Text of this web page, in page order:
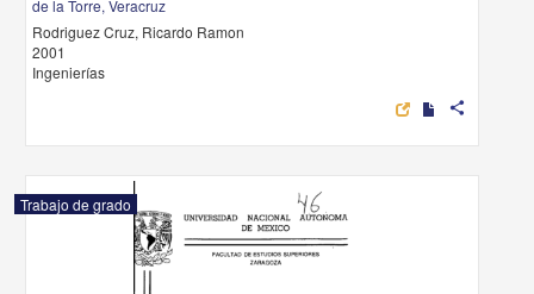
de la Torre, Veracruz
Rodriguez Cruz, Ricardo Ramon
2001
Ingenierías
share
Trabajo de grado